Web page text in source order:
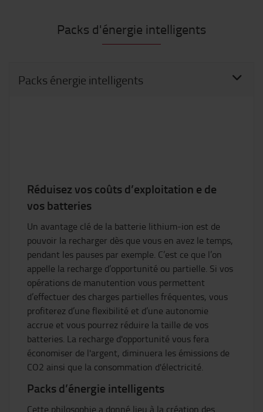
Packs d'énergie intelligents
Packs énergie intelligents
Réduisez vos coûts d’exploitation e de
vos batteries
Un avantage clé de la batterie lithium-ion est de
pouvoir la recharger dès que vous en avez le temps,
pendant les pauses par exemple. C’est ce que l’on
appelle la recharge d’opportunité ou partielle. Si vos
opérations de manutention vous permettent
d’effectuer des charges partielles fréquentes, vous
profiterez d’une flexibilité et d’une autonomie
accrue et vous pourrez réduire la taille de vos
batteries. La recharge d'opportunité vous fera
économiser de l'argent, diminuera les émissions de
CO2 ainsi que la consommation d'électricité.
Packs d’énergie intelligents
Cette philosophie a donné lieu à la création des